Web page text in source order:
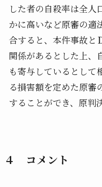
した者の自殺率は全人
かに高いなど原審の適
合すると、本件事故と
関係があるとした上、
も寄与しているとして
る損害額を定めた原審
することができ、原判
４ コメント